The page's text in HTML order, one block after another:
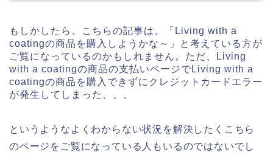
もしかしたら、こちらの記事は、「Living with a
coatingの商品を購入しようかな～」と考えている方が
ご覧になっているのかもしれません。ただ、Living
with a coatingの商品の支払いページでLiving with a
coatingの商品を購入できずにクレジットカードエラー
が発生してしまった、、、
というようなよくわからない状況を解決したくこちら
のページをご覧になっている人もいるのではないでし